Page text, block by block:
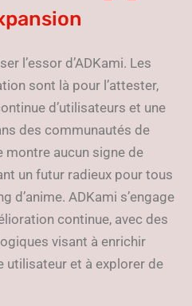
l’essor d’ADKami. Les
sont là pour l’attester,
d’utilisateurs et une
des communautés de
montre aucun signe de
un futur radieux pour tous
d’anime. ADKami s’engage
continue, avec des
visant à enrichir
utilisateur et à explorer de